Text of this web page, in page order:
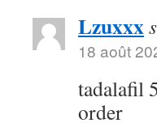
Lzuxxx
18 août
tadalafil
order